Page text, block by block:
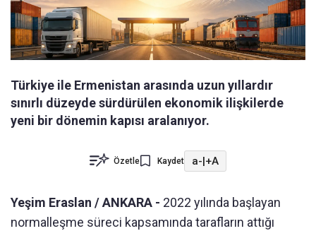
Türkiye ile Ermenistan arasında uzun yıllardır
sınırlı düzeyde sürdürülen ekonomik ilişkilerde
yeni bir dönemin kapısı aralanıyor.
Özetle Kaydet a-|+A
Yeşim Eraslan / ANKARA - 2022 yılında başlayan
normalleşme süreci kapsamında tarafların attığı